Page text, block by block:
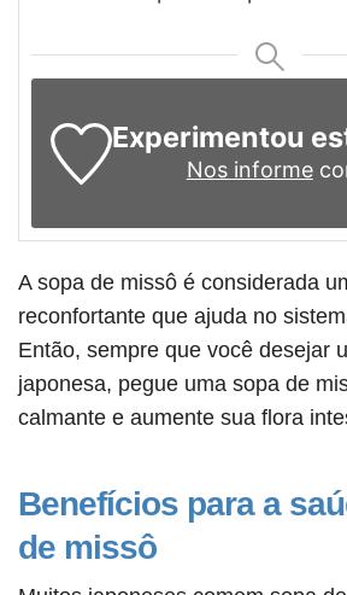
Experimentou
Nos informe
A sopa de missô é considerada
reconfortante que ajuda no
Então, sempre que você desejar
japonesa, pegue uma sopa de
calmante e aumente sua flora
Benefícios para a
de missô